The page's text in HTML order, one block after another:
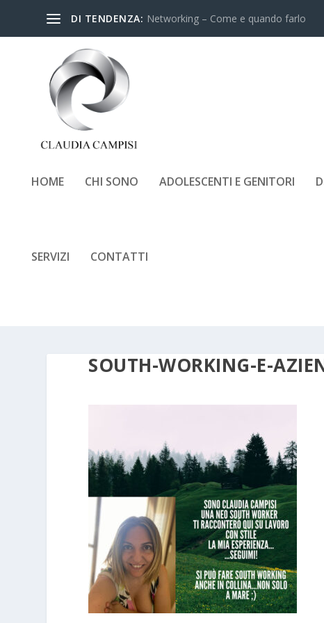
DI TENDENZA: Networking – Come e quando farlo
HOME CHI SONO ADOLESCENTI E GENITORI
SERVIZI CONTATTI
SOUTH-WORKING-E-